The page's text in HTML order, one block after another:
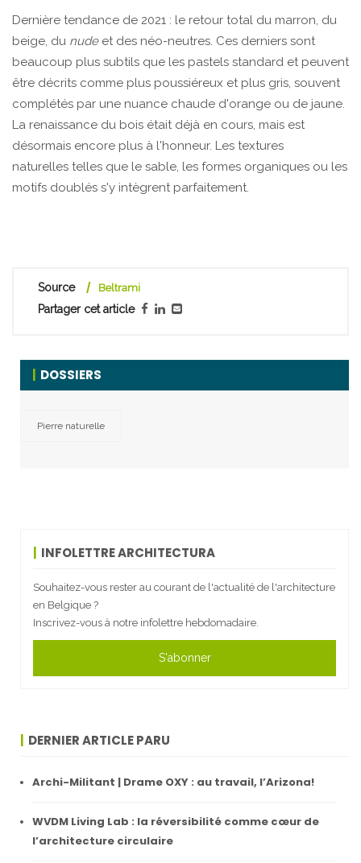
Dernière tendance de 2021 : le retour total du marron, du
beige, du nudeet des néo-neutres. Ces derniers sont
beaucoup plus subtils que les pastels standard et peuvent
être décrits comme plus poussiéreux et plus gris, souvent
complétés par une nuance chaude d'orange ou de jaune.
La renaissance du bois était déjà en cours, mais est
désormais encore plus à l'honneur. Les textures
naturelles telles que le sable, les formes organiques ou les
motifs doublés s'y intègrent parfaitement.
Source Beltrami
Partager cet article
DOSSIERS
Pierre naturelle
INFOLETTRE ARCHITECTURA
Souhaitez-vous rester au courant de l'actualité de l'architecture
en Belgique ?
Inscrivez-vous à notre infolettre hebdomadaire.
S'abonner
DERNIER ARTICLE PARU
Archi-Militant | Drame OXY : au travail, l’Arizona!
WVDM Living Lab : la réversibilité comme cœur de
l’architecture circulaire